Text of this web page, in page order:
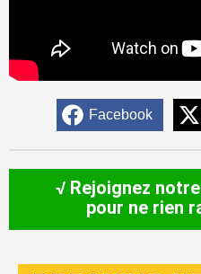
Facebook
√ Rejoignez notre
pour ne rien